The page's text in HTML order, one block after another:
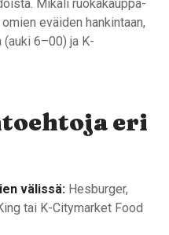
Mikäli ruokakauppa-
eväiden hankintaan,
6–00) ja K-
eri
välissä: Hesburger,
tai K-Citymarket Food